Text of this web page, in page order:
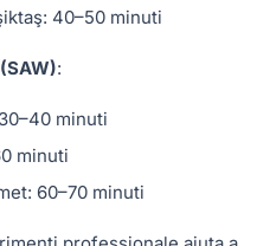
40–50 minuti
:
minuti
minuti
60–70 minuti